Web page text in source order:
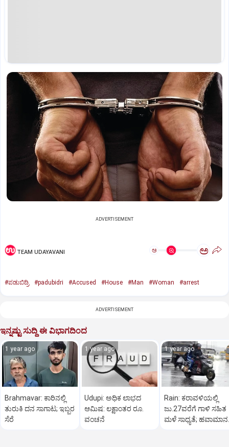
ADVERTISEMENT
TEAM UDAYAVANI ಅ ಅ
#ಪಡುಬಿದ್ರಿ #padubidri #Accused #House #Man #Woman #arrest
ADVERTISEMENT
ಇನ್ನಷ್ಟು ಸುದ್ದಿ ಈ ವಿಭಾಗದಿಂದ
1 year ago
Brahmavar: ಕಾರಿನಲ್ಲಿ
ತುರುಕಿ ದನ ಸಾಗಾಟ; ಇಬ್ಬರ
ಸೆರೆ
1 year ago
Udupi: ಅಧಿಕ ಲಾಭದ
ಆಮಿಷ: ಲಕ್ಷಾಂತರ ರೂ.
ವಂಚನೆ
1 year ago
Rain: ಕರಾವಳಿಯಲ್ಲಿ
ಜು.27ವರೆಗೆ ಗಾಳಿ ಸಹಿತ
ಮಳೆ ಸಾಧ್ಯತೆ; ಹವಾಮಾನ